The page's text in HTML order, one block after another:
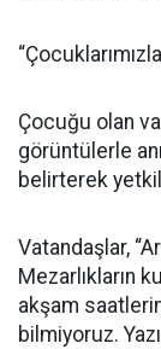
Çocuğu olan
görüntülerle
belirterek
Vatandaşlar,
Mezarlıkların
akşam
bilmiyoruz.